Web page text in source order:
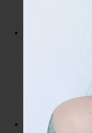
Mikiny
Detská móda